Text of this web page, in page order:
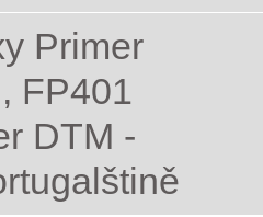
Primer
FP401
DTM -